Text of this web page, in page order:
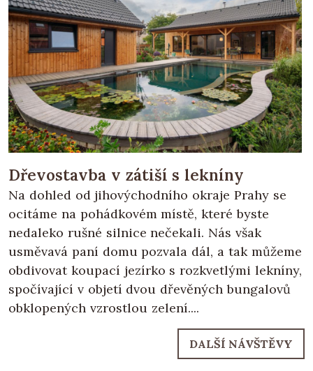
Dřevostavba v zátiší s lekníny
Na dohled od jihovýchodního okraje Prahy se
ocitáme na pohádkovém místě, které byste
nedaleko rušné silnice nečekali. Nás však
usměvavá paní domu pozvala dál, a tak můžeme
obdivovat koupací jezírko s rozkvetlými lekníny,
spočívající v objetí dvou dřevěných bungalovů
obklopených vzrostlou zelení....
DALŠÍ NÁVŠTĚVY